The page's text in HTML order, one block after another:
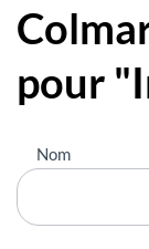
pour
Nous
contacter
Nom